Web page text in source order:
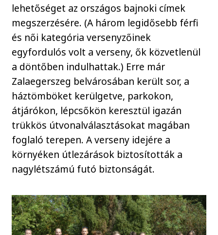
lehetőséget az országos bajnoki címek
megszerzésére. (A három legidősebb férfi
és női kategória versenyzőinek
egyfordulós volt a verseny, ők közvetlenül
a döntőben indulhattak.) Erre már
Zalaegerszeg belvárosában került sor, a
háztömböket kerülgetve, parkokon,
átjárókon, lépcsőkön keresztül igazán
trükkös útvonalválasztásokat magában
foglaló terepen. A verseny idejére a
környéken útlezárások biztosították a
nagylétszámú futó biztonságát.